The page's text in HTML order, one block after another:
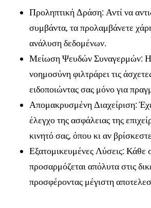
Προληπτική Δράση: Αντί να
συμβάντα, τα προλαμβάνετε
ανάλυση δεδομένων.
Μείωση Ψευδών Συναγερμών: Η
νοημοσύνη φιλτράρει τις
ειδοποιώντας σας μόνο για
Απομακρυσμένη Διαχείριση:
έλεγχο της ασφάλειας της
κινητό σας, όπου κι αν
Εξατομικευμένες Λύσεις: Κάθε
προσαρμόζεται απόλυτα στις
προσφέροντας μέγιστη